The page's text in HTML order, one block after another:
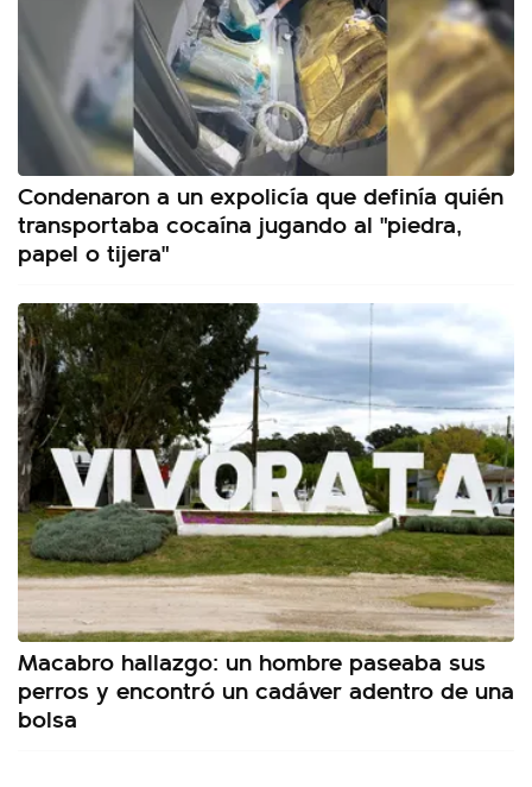
Condenaron a un expolicía que definía quién
transportaba cocaína jugando al "piedra,
papel o tijera"
Macabro hallazgo: un hombre paseaba sus
perros y encontró un cadáver adentro de una
bolsa